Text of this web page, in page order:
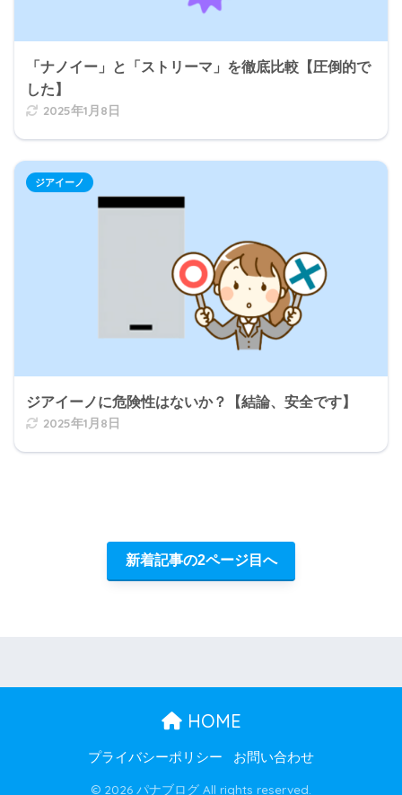
「ナノイー」と「ストリーマ」を徹底比較【圧倒的で
した】
2025年1月8日
ジアイーノに危険性はないか？【結論、安全です】
2025年1月8日
ジアイーノ
新着記事の2ページ目へ
HOME
プライバシーポリシー お問い合わせ
© 2026 パナブログ All rights reserved.